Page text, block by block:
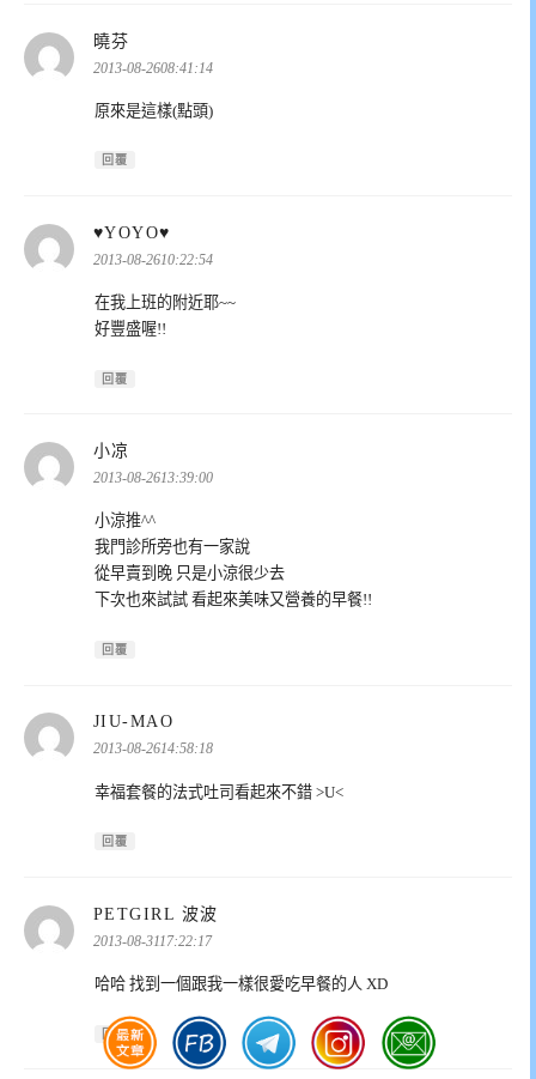
曉芬
示:
2013-08-2608:41:14
原來是這樣(點頭)
回覆
♥YOYO♥
示:
2013-08-2610:22:54
在我上班的附近耶~~
好豐盛喔!!
回覆
小凉
示:
2013-08-2613:39:00
小涼推^^
我門診所旁也有一家說
從早賣到晚 只是小涼很少去
下次也來試試 看起來美味又營養的早餐!!
回覆
JIU-MAO
示:
2013-08-2614:58:18
幸福套餐的法式吐司看起來不錯 >U<
回覆
PETGIRL 波波
2013-08-3117:22:17
哈哈 找到一個跟我一樣很愛吃早餐的人 XD
回覆